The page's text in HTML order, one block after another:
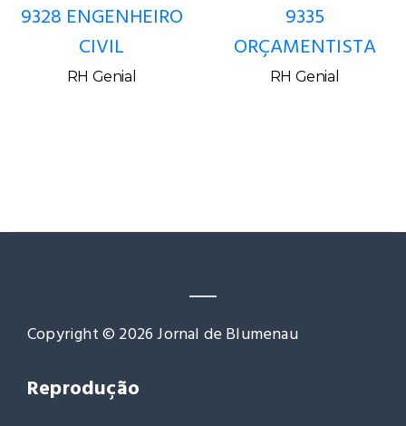
9328 ENGENHEIRO
CIVIL
RH Genial
9335
ORÇAMENTISTA
RH Genial
Copyright © 2026 Jornal de Blumenau
Reprodução